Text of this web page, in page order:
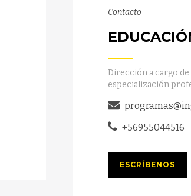
Contacto
Dirección a cargo
especialización
+56955044516
ESCRÍBENOS